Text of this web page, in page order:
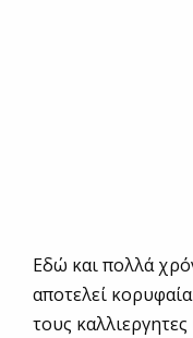
Εδώ και πολλά
αποτελεί
τους